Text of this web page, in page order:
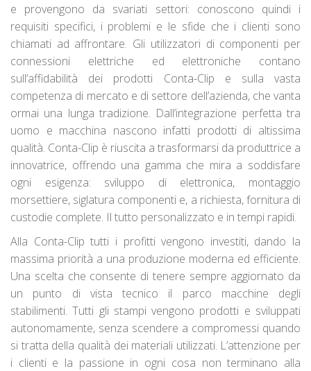
e provengono da svariati settori: conoscono quindi i
requisiti specifici, i problemi e le sfide che i clienti sono
chiamati ad affrontare. Gli utilizzatori di componenti per
connessioni elettriche ed elettroniche contano
sull’affidabilità dei prodotti Conta-Clip e sulla vasta
competenza di mercato e di settore dell’azienda, che vanta
ormai una lunga tradizione. Dall’integrazione perfetta tra
uomo e macchina nascono infatti prodotti di altissima
qualità. Conta-Clip è riuscita a trasformarsi da produttrice a
innovatrice, offrendo una gamma che mira a soddisfare
ogni esigenza: sviluppo di elettronica, montaggio
morsettiere, siglatura componenti e, a richiesta, fornitura di
custodie complete. Il tutto personalizzato e in tempi rapidi.
Alla Conta-Clip tutti i profitti vengono investiti, dando la
massima priorità a una produzione moderna ed efficiente.
Una scelta che consente di tenere sempre aggiornato da
un punto di vista tecnico il parco macchine degli
stabilimenti. Tutti gli stampi vengono prodotti e sviluppati
autonomamente, senza scendere a compromessi quando
si tratta della qualità dei materiali utilizzati. L’attenzione per
i clienti e la passione in ogni cosa non terminano alla